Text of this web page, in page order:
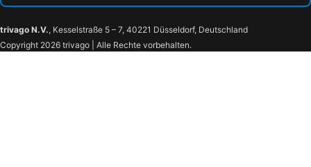
trivago N.V., Kesselstraße 5 – 7, 40221 Düsseldorf, Deutschland
Copyright 2026 trivago | Alle Rechte vorbehalten.